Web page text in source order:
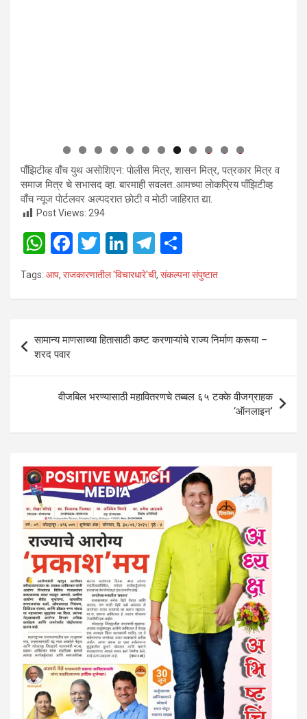
0 1
2
पाँझिटीव्ह वाँच युथ असाेशिएन: पाेलीस मित्र, शासन मित्र, पत्रकार मित्र व
समाज मित्र चे सभासद व्हा. बारमाही सवलत..आमच्या लाेकप्रिय पाँझिटीव्ह
वाँच न्यूज पाेर्टलवर अल्पदरात छाेटी व माेठी जाहिरात द्या.
Post Views: 294
W
h
at
A
p
p
F
a
ce
o
k
T
wi
tt
Li
n
ke
n
T
el
e
a
h
ar
Tags: आप, राजकारणातील 'विचारधारे'ची, संकल्पना संपुष्टात
navigation
सामान्य माणसाच्या हितासाठी कष्ट करणाऱ्यांचे राज्य निर्माण करूया –
शरद पवार
वीजबिल भरण्यासाठी महावितरणचे तब्बल ६५ टक्के वीजग्राहक
‘ऑनलाइन’